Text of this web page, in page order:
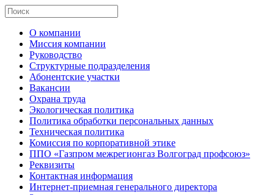
О компании
Миссия компании
Руководство
Структурные подразделения
Абонентские участки
Вакансии
Охрана труда
Экологическая политика
Политика обработки персональных данных
Техническая политика
Комиссия по корпоративной этике
ППО «Газпром межрегионгаз Волгоград профсоюз»
Реквизиты
Контактная информация
Интернет-приемная генерального директора